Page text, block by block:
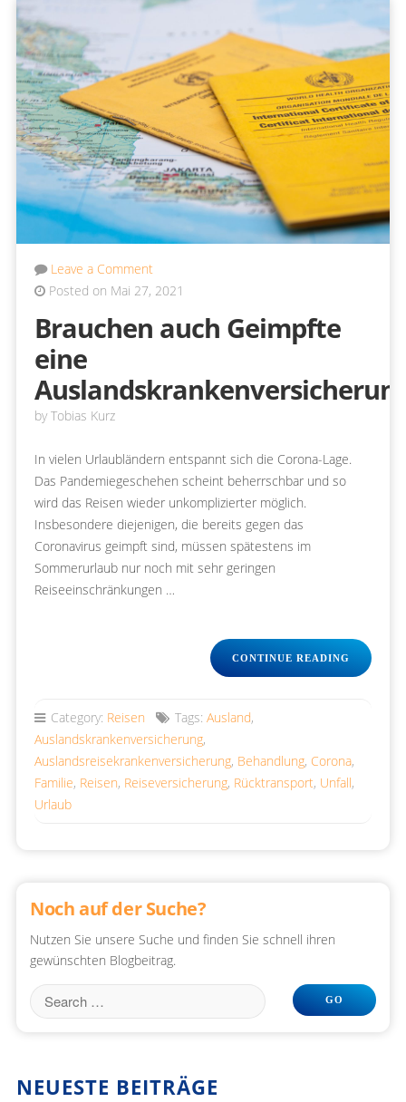
Leave a Comment
Posted on Mai 27, 2021
Brauchen auch Geimpfte
eine
byTobias Kurz
In vielen Urlaubländern entspannt sich die Corona-Lage.
Das Pandemiegeschehen scheint beherrschbar und so
wird das Reisen wieder unkomplizierter möglich.
Insbesondere diejenigen, die bereits gegen das
Coronavirus geimpft sind, müssen spätestens im
Sommerurlaub nur noch mit sehr geringen
Reiseeinschränkungen …
CONTINUE READING
AUCH
Category: Reisen Tags: Ausland,
Auslandskrankenversicherung,
Auslandsreisekrankenversicherung, Behandlung, Corona,
Familie, Reisen, Reiseversicherung, Rücktransport, Unfall,
Urlaub
Noch auf der Suche?
Nutzen Sie unsere Suche und finden Sie schnell ihren
gewünschten Blogbeitrag.
NEUESTE BEITRÄGE